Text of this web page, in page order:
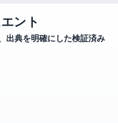
ント
出典を明確にした検証済み